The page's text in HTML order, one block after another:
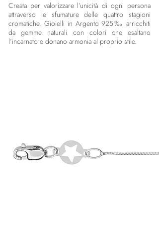
Creata per valorizzare l’unicità di ogni persona
attraverso le sfumature delle quattro stagioni
cromatiche. Gioielli in Argento 925‰ arricchiti
da gemme naturali con colori che esaltano
l’incarnato e donano armonia al proprio stile.